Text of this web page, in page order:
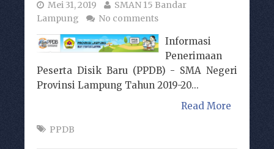
Mei 31, 2019
SMAN 15 Bandar
Lampung
No comments
Informasi
Penerimaan
Peserta Disik Baru (PPDB) - SMA Negeri
Provinsi Lampung Tahun 2019-20...
Read More
PPDB